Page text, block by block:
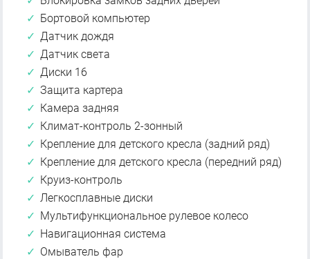
Бортовой компьютер
Датчик дождя
Датчик света
Диски 16
Защита картера
Камера задняя
Климат-контроль 2-зонный
Крепление для детского кресла (задний ряд)
Крепление для детского кресла (передний ряд)
Круиз-контроль
Легкосплавные диски
Мультифункциональное рулевое колесо
Навигационная система
Омыватель фар